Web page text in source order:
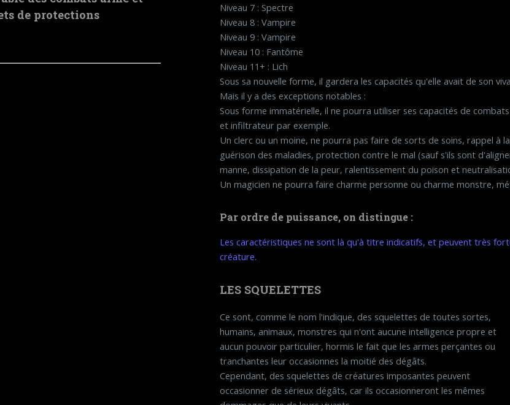
Niveau 7 : Spectre
Niveau 8 : Vampire
Niveau 9 : Vampire
Niveau 10 : Fantôme
Niveau 11+ : Lich
Sous sa nouvelle forme, il gardera les capacités qu'elle avait de son
Mais il y a des exceptions notables :
Sous forme immatérielle, il ne pourra utiliser ses capacités de
et infiltrateur par exemple.
Un clerc ou un moine, ne pourra pas faire de sorts de soins, rappel
guérison des maladies, protection contre le mal (sauf s'ils sont
manne, dissipation de la peur, ralentissement du poison et
Un magicien ne pourra faire charme personne ou charme monstre,
Par ordre de puissance, on distingue :
Les caractéristiques ne sont là qu'à titre indicatifs, et peuvent très
créature.
LES SQUELETTES
Ce sont, comme le nom l'indique, des squelettes de toutes sortes,
humains, animaux, monstres qui n'ont aucune intelligence propre et
aucun pouvoir particulier, hormis le fait que les armes perçantes ou
tranchantes leur occasionnes la moitié des dégâts.
Cependant, des squelettes de créatures imposantes peuvent
occasionner de sérieux dégâts, car ils occasionneront les mêmes
de protections